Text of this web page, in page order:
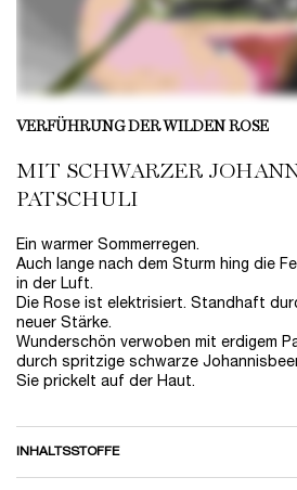
VERFÜHRUNG DER WILDEN ROSE
MIT SCHWARZER
PATSCHULI
Ein warmer Sommerregen.
Auch lange nach dem Sturm hing die
in der Luft.
Die Rose ist elektrisiert. Standhaft
neuer Stärke.
Wunderschön verwoben mit erdigem
durch spritzige schwarze
Sie prickelt auf der Haut.
INHALTSSTOFFE